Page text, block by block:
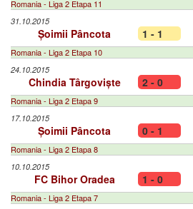
Romania - Liga 2 Etapa 11
31.10.2015
Șoimii Pâncota 1 - 1
Romania - Liga 2 Etapa 10
24.10.2015
Chindia Târgoviște 2 - 0
Romania - Liga 2 Etapa 9
17.10.2015
Șoimii Pâncota 0 - 1
Romania - Liga 2 Etapa 8
10.10.2015
FC Bihor Oradea 1 - 0
Romania - Liga 2 Etapa 7